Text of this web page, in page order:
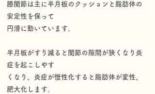
膝関節は主に半月板のクッションと脂肪体の
安定性を保って
円滑に動いています。
半月板がすり減ると関節の隙間が狭くなり炎
症を起こしやす
くなり、炎症が慢性化すると脂肪体が変性、
肥大化します。